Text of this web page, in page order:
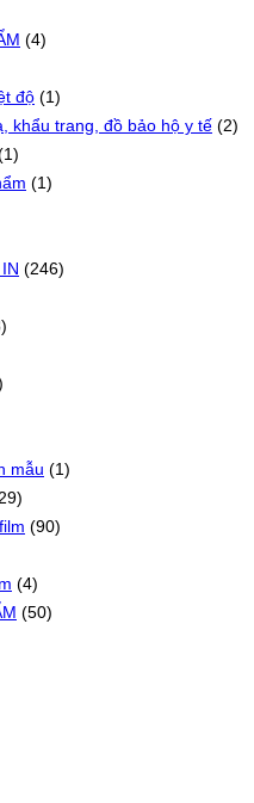
(4)
độ (1)
khẩu trang, đồ bảo hộ y tế (2)
(1)
(246)
mẫu (1)
(90)
(4)
(50)